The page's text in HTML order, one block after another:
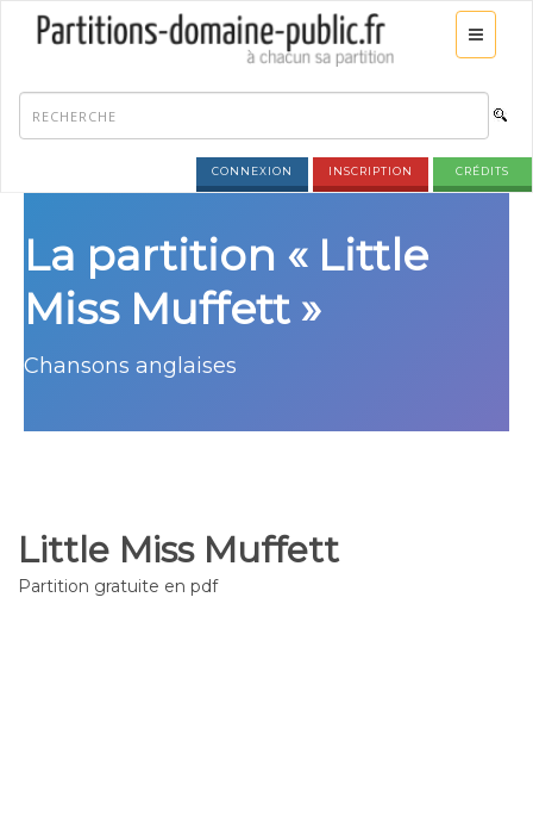
CONNEXION INSCRIPTION CRÉDITS
La partition « Little
Miss Muffett »
Chansons anglaises
Little Miss Muffett
Partition gratuite en pdf